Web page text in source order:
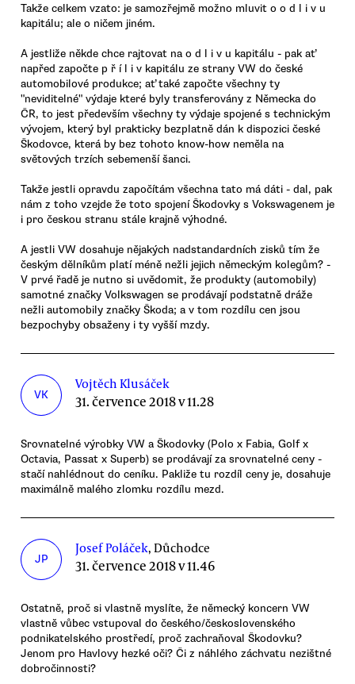
Takže celkem vzato: je samozřejmě možno mluvit o o d l i v u
kapitálu; ale o ničem jiném.
A jestliže někde chce rajtovat na o d l i v u kapitálu - pak ať
napřed započte p ř í l i v kapitálu ze strany VW do české
automobilové produkce; ať také započte všechny ty
"neviditelné" výdaje které byly transferovány z Německa do
ČR, to jest především všechny ty výdaje spojené s technickým
vývojem, který byl prakticky bezplatně dán k dispozici české
Škodovce, která by bez tohoto know-how neměla na
světových trzích sebemenší šanci.
Takže jestli opravdu započítám všechna tato má dáti - dal, pak
nám z toho vzejde že toto spojení Škodovky s Vokswagenem je
i pro českou stranu stále krajně výhodné.
A jestli VW dosahuje nějakých nadstandardních zisků tím že
českým dělníkům platí méně nežli jejich německým kolegům? -
V prvé řadě je nutno si uvědomit, že produkty (automobily)
samotné značky Volkswagen se prodávají podstatně dráže
nežli automobily značky Škoda; a v tom rozdílu cen jsou
bezpochyby obsaženy i ty vyšší mzdy.
VK
Vojtěch Klusáček
31. července 2018 v 11.28
Srovnatelné výrobky VW a Škodovky (Polo x Fabia, Golf x
Octavia, Passat x Superb) se prodávají za srovnatelné ceny -
stačí nahlédnout do ceníku. Pakliže tu rozdíl ceny je, dosahuje
maximálně malého zlomku rozdílu mezd.
JP
Josef Poláček, Důchodce
31. července 2018 v 11.46
Ostatně, proč si vlastně myslíte, že německý koncern VW
vlastně vůbec vstupoval do českého/československého
podnikatelského prostředí, proč zachraňoval Škodovku?
Jenom pro Havlovy hezké oči? Či z náhlého záchvatu nezištné
dobročinnosti?